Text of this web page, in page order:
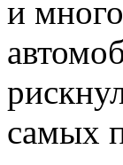
и
самых